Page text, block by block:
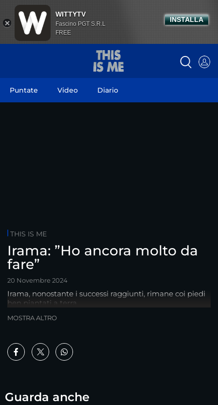
Puntate Video Diario
THIS IS ME
Irama: ”Ho ancora molto da
fare”
20 Novembre 2024
Irama, nonostante i successi raggiunti, rimane coi piedi
ben piantati a terra
MOSTRA ALTRO
Guarda anche
WITTYTV
Fascino PGT S.R.L
FREE
INSTALLA